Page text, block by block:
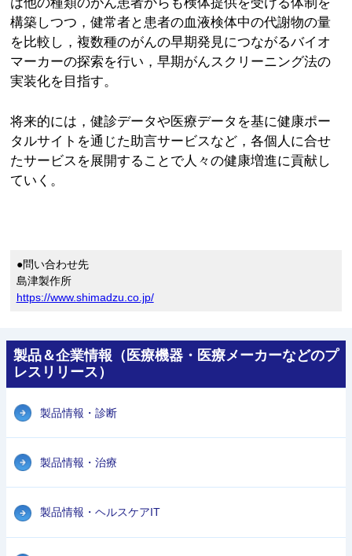
構築しつつ，健常者と患者の血液検体中の代謝物の量
を比較し，複数種のがんの早期発見につながるバイオ
マーカーの探索を行い，早期がんスクリーニング法の
実装化を目指す。
将来的には，健診データや医療データを基に健康ポー
タルサイトを通じた助言サービスなど，各個人に合せ
たサービスを展開することで人々の健康増進に貢献し
ていく。
●問い合わせ先
島津製作所
https://www.shimadzu.co.jp/
製品＆企業情報（医療機器・医療メーカーなどのプ
レスリリース）
製品情報・診断
製品情報・治療
製品情報・ヘルスケアIT